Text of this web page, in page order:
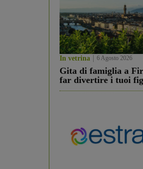
In vetrina 6 Agosto 2026
Gita di famiglia a
far divertire i tuoi